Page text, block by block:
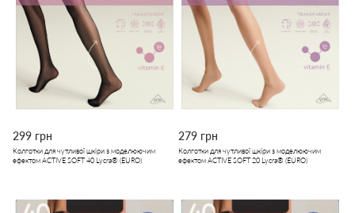
299 грн
Колготки для чутливої шкіри з моделюючим
ефектом ACTIVE SOFT 40 Lycra® (EURO)
279 грн
Колготки для чутливої шкіри з моделюючим
ефектом ACTIVE SOFT 20 Lycra® (EURO)